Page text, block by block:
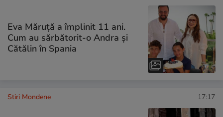
Eva Măruță a împlinit 11 ani.
Cum au sărbătorit-o Andra și
Cătălin în Spania
Stiri Mondene 17:17